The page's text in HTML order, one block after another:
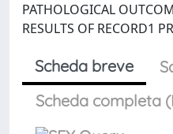
PATHOLOGICAL
RESULTS OF RECORD1
Scheda breve
Scheda completa